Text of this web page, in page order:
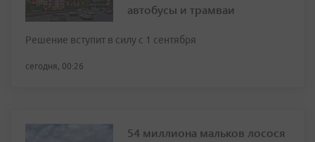
автобусы и трамваи
Решение вступит в силу с 1 сентября
сегодня, 00:26
54 миллиона мальков лосося